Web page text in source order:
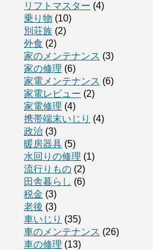
リフトマスター (4)
乗り物 (10)
別荘族 (2)
外食 (2)
家のメンテナンス (3)
家の修理 (6)
家電メンテナンス (6)
家電レビュー (2)
家電修理 (4)
携帯端末いじり (4)
政治 (3)
暖房器具 (5)
水回りの修理 (1)
流行りもの (2)
田舎暮らし (6)
税金 (3)
老後 (3)
車いじり (35)
車のメンテナンス (26)
車の修理 (13)